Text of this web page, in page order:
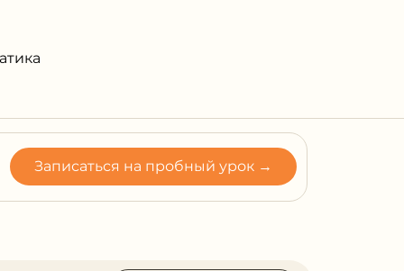
Записаться на пробный урок →